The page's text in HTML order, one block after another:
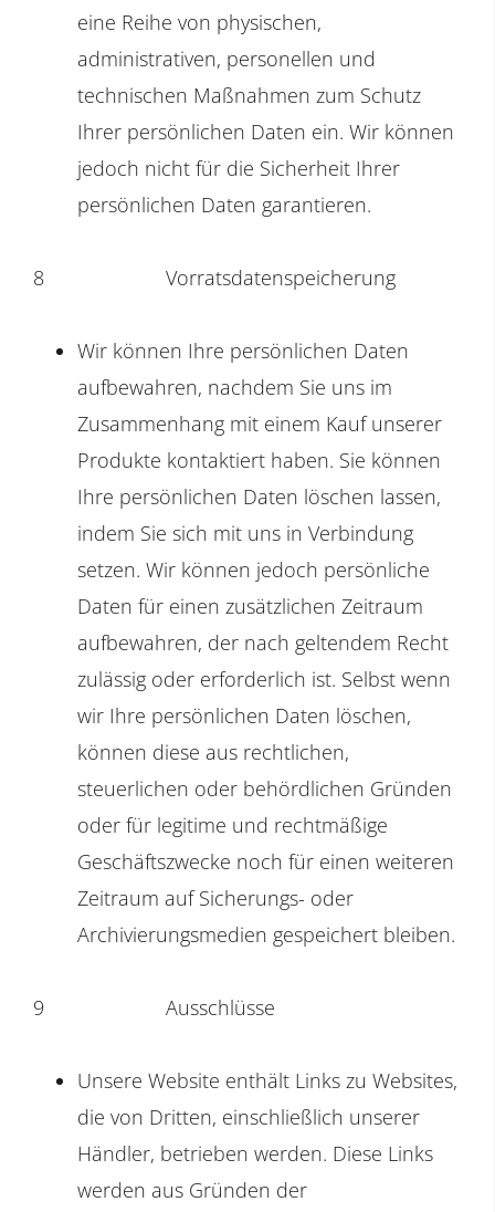
eine Reihe von physischen,
administrativen, personellen und
technischen Maßnahmen zum Schutz
Ihrer persönlichen Daten ein. Wir können
jedoch nicht für die Sicherheit Ihrer
persönlichen Daten garantieren.
8 Vorratsdatenspeicherung
Wir können Ihre persönlichen Daten
aufbewahren, nachdem Sie uns im
Zusammenhang mit einem Kauf unserer
Produkte kontaktiert haben. Sie können
Ihre persönlichen Daten löschen lassen,
indem Sie sich mit uns in Verbindung
setzen. Wir können jedoch persönliche
Daten für einen zusätzlichen Zeitraum
aufbewahren, der nach geltendem Recht
zulässig oder erforderlich ist. Selbst wenn
wir Ihre persönlichen Daten löschen,
können diese aus rechtlichen,
steuerlichen oder behördlichen Gründen
oder für legitime und rechtmäßige
Geschäftszwecke noch für einen weiteren
Zeitraum auf Sicherungs- oder
Archivierungsmedien gespeichert bleiben.
9 Ausschlüsse
Unsere Website enthält Links zu Websites,
die von Dritten, einschließlich unserer
Händler, betrieben werden. Diese Links
werden aus Gründen der